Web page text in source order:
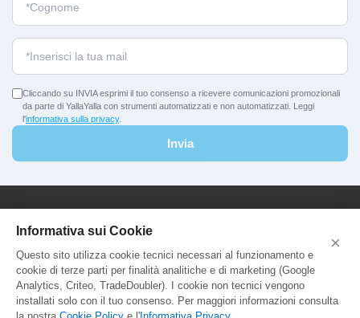
×
Informativa sui Cookie
Questo sito utilizza cookie tecnici necessari al funzionamento e
cookie di terze parti per finalità analitiche e di marketing (Google
Analytics, Criteo, TradeDoubler). I cookie non tecnici vengono
installati solo con il tuo consenso. Per maggiori informazioni consulta
Cliccando su INVIA esprimi il tuo consenso a ricevere comunicazioni promozionali
da parte di YallaYalla con strumenti automatizzati e non automatizzati. Leggi
l'informativa sulla privacy.
Invia
YallaYalla - DICA Srl
Sede Legale e Agenzia al Pubblico:
Viale Adriatico 127 - 00141 Roma
P.Iva e C.F. IT13366331000
Aut. Reg. Lazio Prot. GR744549